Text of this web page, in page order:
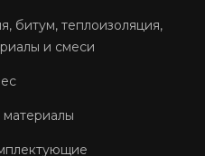
битум, теплоизоляция,
и смеси